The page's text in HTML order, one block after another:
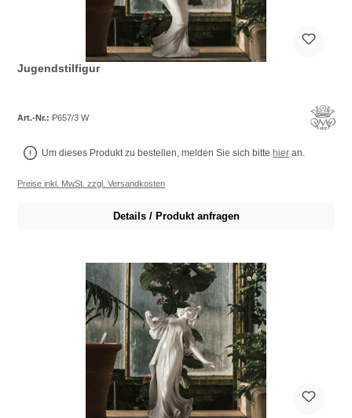
Jugendstilfigur
Art.-Nr.: P657/3 W
Um dieses Produkt zu bestellen, melden Sie sich bitte hier an.
Preise inkl. MwSt. zzgl. Versandkosten
Details / Produkt anfragen